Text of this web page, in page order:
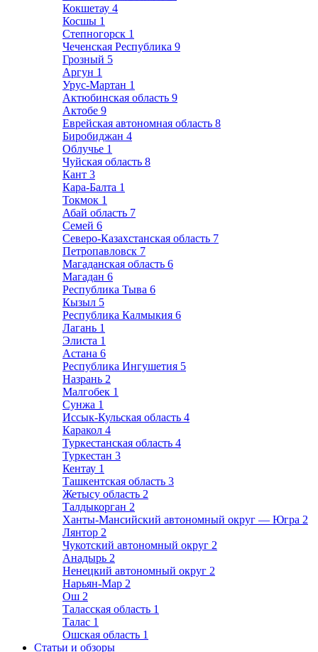
Кокшетау 4
Косшы 1
Степногорск 1
Чеченская Республика 9
Грозный 5
Аргун 1
Урус-Мартан 1
Актюбинская область 9
Актобе 9
Еврейская автономная область 8
Биробиджан 4
Облучье 1
Чуйская область 8
Кант 3
Кара-Балта 1
Токмок 1
Абай область 7
Семей 6
Северо-Казахстанская область 7
Петропавловск 7
Магаданская область 6
Магадан 6
Республика Тыва 6
Кызыл 5
Республика Калмыкия 6
Лагань 1
Элиста 1
Астана 6
Республика Ингушетия 5
Назрань 2
Малгобек 1
Сунжа 1
Иссык-Кульская область 4
Каракол 4
Туркестанская область 4
Туркестан 3
Кентау 1
Ташкентская область 3
Жетысу область 2
Талдыкорган 2
Ханты-Мансийский автономный округ — Югра 2
Лянтор 2
Чукотский автономный округ 2
Анадырь 2
Ненецкий автономный округ 2
Нарьян-Мар 2
Ош 2
Таласская область 1
Талас 1
Ошская область 1
Статьи и обзоры